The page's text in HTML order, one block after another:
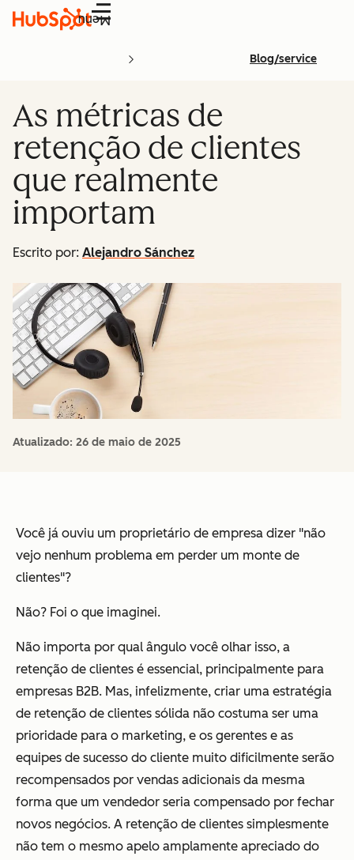
Menu
Blog/service
As métricas de
retenção de clientes
que realmente
importam
Escrito por: Alejandro Sánchez
Atualizado: 26 de maio de 2025
Você já ouviu um proprietário de empresa dizer "não
vejo nenhum problema em perder um monte de
clientes"?
Não? Foi o que imaginei.
Não importa por qual ângulo você olhar isso, a
retenção de clientes é essencial, principalmente para
empresas B2B. Mas, infelizmente, criar uma estratégia
de retenção de clientes sólida não costuma ser uma
prioridade para o marketing, e os gerentes e as
equipes de sucesso do cliente muito dificilmente serão
recompensados por vendas adicionais da mesma
forma que um vendedor seria compensado por fechar
novos negócios. A retenção de clientes simplesmente
não tem o mesmo apelo amplamente apreciado do